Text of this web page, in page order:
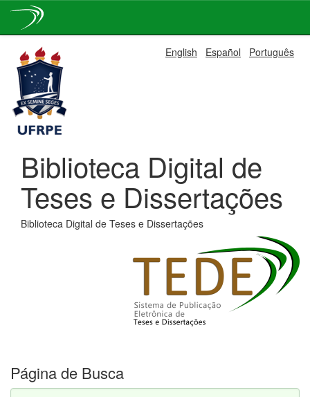
navigation
English Español Português
Biblioteca Digital de
Teses e Dissertações
Biblioteca Digital de Teses e Dissertações
Página de Busca